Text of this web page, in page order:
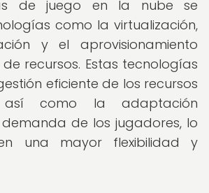
de juego en la nube se
como la virtualización,
y el aprovisionamiento
recursos. Estas tecnologías
eficiente de los recursos
así como la adaptación
de los jugadores, lo
una mayor flexibilidad y